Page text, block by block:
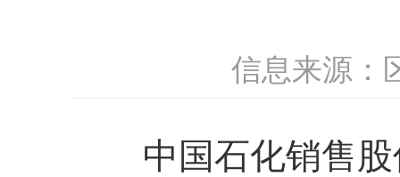
信息来源：
中国石化销售